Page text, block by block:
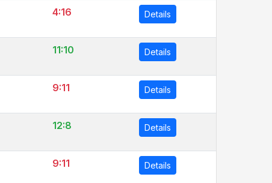
4:16 Details
11:10 Details
9:11 Details
12:8 Details
9:11 Details